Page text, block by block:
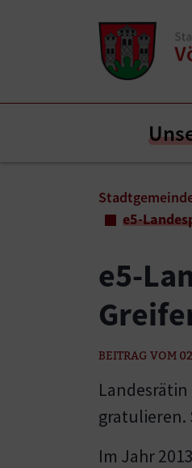
e5-
e5-
BEITRAG VOM
gratulieren.
Im Jahr